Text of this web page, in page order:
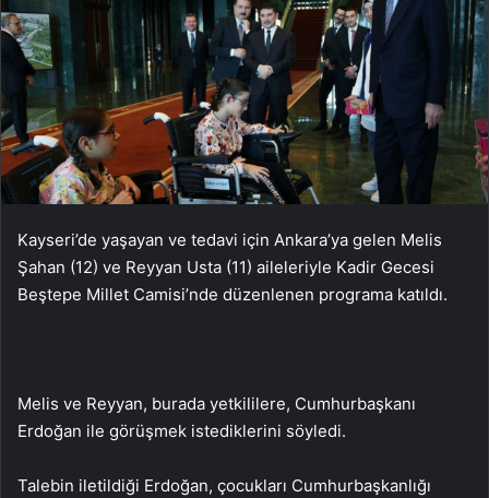
Kayseri’de yaşayan ve tedavi için Ankara’ya gelen Melis
Şahan (12) ve Reyyan Usta (11) aileleriyle Kadir Gecesi
Beştepe Millet Camisi’nde düzenlenen programa katıldı.
Melis ve Reyyan, burada yetkililere, Cumhurbaşkanı
Erdoğan ile görüşmek istediklerini söyledi.
Talebin iletildiği Erdoğan, çocukları Cumhurbaşkanlığı